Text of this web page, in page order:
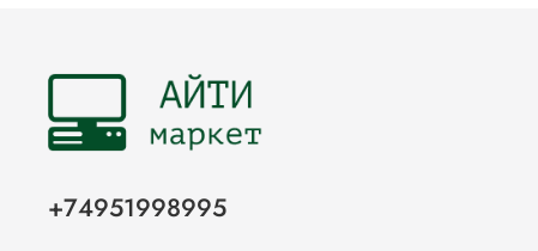
+74951998995